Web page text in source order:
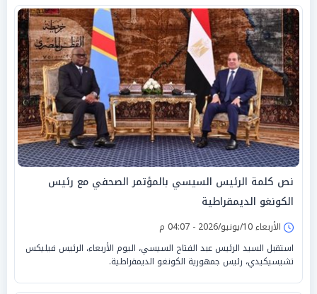
نص كلمة الرئيس السيسي بالمؤتمر الصحفي مع رئيس
الكونغو الديمقراطية
الأربعاء 10/يونيو/2026 - 04:07 م
استقبل السيد الرئيس عبد الفتاح السيسي، اليوم الأربعاء، الرئيس فيليكس
تشيسيكيدي، رئيس جمهورية الكونغو الديمقراطية.